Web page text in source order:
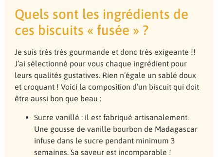
Quels sont les ingrédients de
ces biscuits « fusée » ?
Je suis très très gourmande et donc très exigeante !!
J’ai sélectionné pour vous chaque ingrédient pour
leurs qualités gustatives. Rien n’égale un sablé doux
et croquant ! Voici la composition d’un biscuit qui doit
être aussi bon que beau :
Sucre vanillé : il est fabriqué artisanalement.
Une gousse de vanille bourbon de Madagascar
infuse dans le sucre pendant minimum 3
semaines. Sa saveur est incomparable !